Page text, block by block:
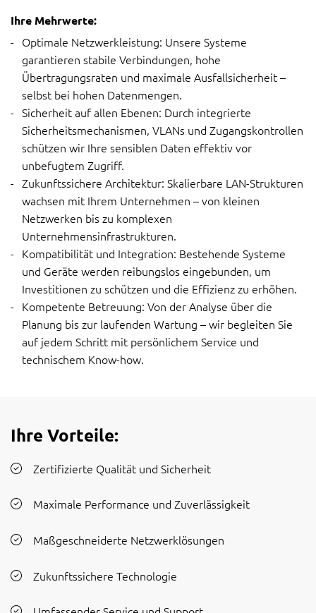
Ihre Mehrwerte:
Optimale Netzwerkleistung: Unsere Systeme
garantieren stabile Verbindungen, hohe
Übertragungsraten und maximale Ausfallsicherheit –
selbst bei hohen Datenmengen.
Sicherheit auf allen Ebenen: Durch integrierte
Sicherheitsmechanismen, VLANs und Zugangskontrollen
schützen wir Ihre sensiblen Daten effektiv vor
unbefugtem Zugriff.
Zukunftssichere Architektur: Skalierbare LAN-Strukturen
wachsen mit Ihrem Unternehmen – von kleinen
Netzwerken bis zu komplexen
Unternehmensinfrastrukturen.
Kompatibilität und Integration: Bestehende Systeme
und Geräte werden reibungslos eingebunden, um
Investitionen zu schützen und die Effizienz zu erhöhen.
Kompetente Betreuung: Von der Analyse über die
Planung bis zur laufenden Wartung – wir begleiten Sie
auf jedem Schritt mit persönlichem Service und
technischem Know-how.
Ihre Vorteile:
Zertifizierte Qualität und Sicherheit
Maximale Performance und Zuverlässigkeit
Maßgeschneiderte Netzwerklösungen
Zukunftssichere Technologie